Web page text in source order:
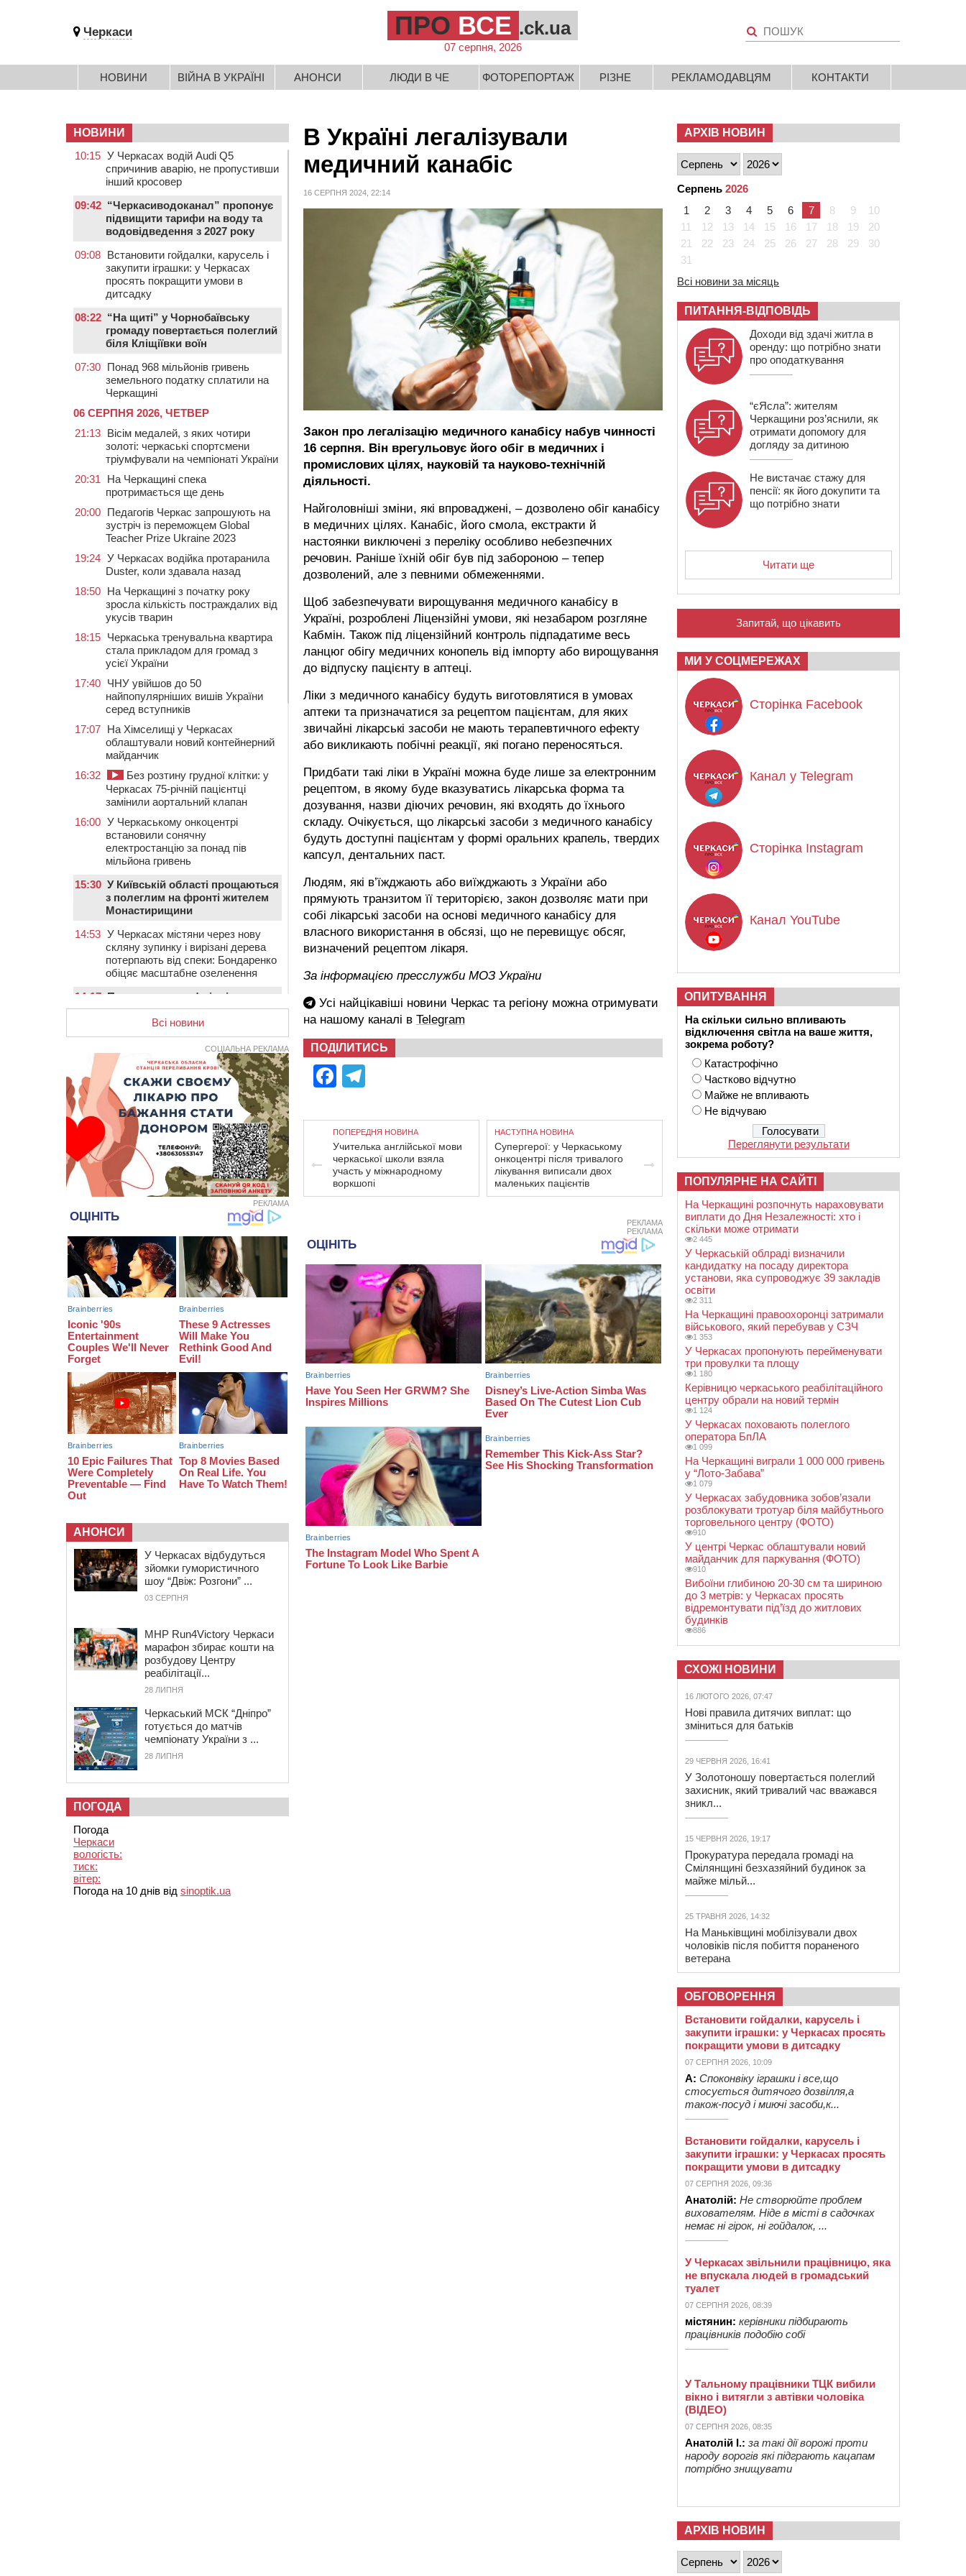
Черкаси ПРО ВСЕ .ck.ua
07 серпня, 2026
НОВИНИ ВІЙНА В УКРАЇНІ АНОНСИ ЛЮДИ В ЧЕ ФОТОРЕПОРТАЖ РІЗНЕ РЕКЛАМОДАВЦЯМ КОНТАКТИ
В Україні легалізували
медичний канабіс
16 СЕРПНЯ 2024, 22:14
Закон про легалізацію медичного канабісу набув чинності
16 серпня. Він врегульовує його обіг в медичних і
промислових цілях, науковій та науково-технічній
діяльності.
Найголовніші зміни, які впроваджені, – дозволено обіг канабісу
в медичних цілях. Канабіс, його смола, екстракти й
настоянки виключені з переліку особливо небезпечних
речовин. Раніше їхній обіг був під забороною – тепер
дозволений, але з певними обмеженнями.
Щоб забезпечувати вирощування медичного канабісу в
Україні, розроблені Ліцензійні умови, які незабаром розгляне
Кабмін. Також під ліцензійний контроль підпадатиме весь
ланцюг обігу медичних конопель від імпорту або вирощування
до відпуску пацієнту в аптеці.
Ліки з медичного канабісу будуть виготовлятися в умовах
аптеки та призначатися за рецептом пацієнтам, для яких
звичайні лікарські засоби не мають терапевтичного ефекту
або викликають побічні реакції, які погано переносяться.
Придбати такі ліки в Україні можна буде лише за електронним
рецептом, в якому буде вказуватись лікарська форма та
дозування, назви діючих речовин, які входять до їхнього
складу. Очікується, що лікарські засоби з медичного канабісу
будуть доступні пацієнтам у формі оральних крапель, твердих
капсул, дентальних паст.
Людям, які в’їжджають або виїжджають з України або
прямують транзитом її територією, закон дозволяє мати при
собі лікарські засоби на основі медичного канабісу для
власного використання в обсязі, що не перевищує обсяг,
визначений рецептом лікаря.
За інформацією пресслужби МОЗ України
Усі найцікавіші новини Черкас та регіону можна отримувати
на нашому каналі в Telegram
ПОДІЛИТИСЬ
Facebook
ПОПЕРЕДНЯ НОВИНА
Учителька англійської мови
черкаської школи взяла
участь у міжнародному
воркшопі
НАСТУПНА НОВИНА
Супергерої: у Черкаському
онкоцентрі після тривалого
лікування виписали двох
маленьких пацієнтів
РЕКЛАМА
РЕКЛАМА
НОВИНИ
10:15 У Черкасах водій Audi Q5
спричинив аварію, не пропустивши
інший кросовер
09:42 “Черкасиводоканал” пропонує
підвищити тарифи на воду та
водовідведення з 2027 року
09:08 Встановити гойдалки, карусель і
закупити іграшки: у Черкасах
просять покращити умови в
дитсадку
08:22 “На щиті” у Чорнобаївську
громаду повертається полеглий
біля Кліщіївки воїн
07:30 Понад 968 мільйонів гривень
земельного податку сплатили на
Черкащині
06 СЕРПНЯ 2026, ЧЕТВЕР
21:13 Вісім медалей, з яких чотири
золоті: черкаські спортсмени
тріумфували на чемпіонаті України
20:31
На Черкащині спека
протримається ще день
20:00 Педагогів Черкас запрошують на
зустріч із переможцем Global
Teacher Prize Ukraine 2023
19:24 У Черкасах водійка протаранила
Duster, коли здавала назад
18:50 На Черкащині з початку року
зросла кількість постраждалих від
укусів тварин
18:15 Черкаська тренувальна квартира
стала прикладом для громад з
усієї України
17:40 ЧНУ увійшов до 50
найпопулярніших вишів України
серед вступників
17:07 На Хімселищі у Черкасах
облаштували новий контейнерний
майданчик
16:32
Без розтину грудної клітки: у
Черкасах 75-річній пацієнтці
замінили аортальний клапан
16:00 У Черкаському онкоцентрі
встановили сонячну
електростанцію за понад пів
мільйона гривень
15:30 У Київській області прощаються
з полеглим на фронті жителем
Монастирищини
14:53 У Черкасах містяни через нову
скляну зупинку і вирізані дерева
потерпають від спеки: Бондаренко
обіцяє масштабне озеленення
14:17 Провокував конфлікт і
зачинився в автівці: у ТЦК
прокоментували скандал із
затриманням чоловіка у
13:55
У Тальному працівники ТЦК
вибили вікно і витягли з автівки
чоловіка (ВІДЕО)
13:27
На Звенигородщині чоловік до
смерті побив 82-річного
односельця
12:57
У Черкасах СБУ викрила
прокремлівську агітаторку, яка
України
12:50 “Як сказати дитині, що тато
загинув?”: для вихователів
Черкащини запускають серію
унікальних тренінгів
12:14 На Золотоніщині вже десяту
добу гасять пожежу торфу
11:35
Від 80 гривень за кілограм: в
Україні прогнозують стрибок цін на
10:56 Захисника зі Звенигородщини,
який обороняв Авдіївку,
нагородили “Комбатантським
хрестом”
Всі новини
СОЦІАЛЬНА РЕКЛАМА
РЕКЛАМА
АНОНСИ
У Черкасах відбудуться
зйомки гумористичного
шоу “Двіж: Розгони” ...
03 СЕРПНЯ
MHP Run4Victory Черкаси
марафон збирає кошти на
розбудову Центру
реабілітації...
28 ЛИПНЯ
Черкаський МСК “Дніпро”
готується до матчів
чемпіонату України з ...
28 ЛИПНЯ
ПОГОДА
Погода
Черкаси
вологість:
тиск:
вітер:
Погода на 10 днів від sinoptik.ua
АРХІВ НОВИН
Серпень 2026
1
2 3 4 5 6 7 8 9
10
11
12 13 14 15 16 17 18 19
20
21
22 23 24 25 26 27 28 29
30
31
Всі новини за місяць
ПИТАННЯ-ВІДПОВІДЬ
Доходи від здачі житла в
оренду: що потрібно знати
про оподаткування
“єЯсла”: жителям
Черкащини роз’яснили, як
отримати допомогу для
догляду за дитиною
Не вистачає стажу для
пенсії: як його докупити та
що потрібно знати
Читати ще
Запитай, що цікавить
МИ У СОЦМЕРЕЖАХ
Сторінка Facebook
Канал у Telegram
Сторінка Instagram
Канал YouTube
ОПИТУВАННЯ
На скільки сильно впливають
відключення світла на ваше життя,
зокрема роботу?
Катастрофічно
Частково відчутно
Майже не впливають
Не відчуваю
Переглянути результати
ПОПУЛЯРНЕ НА САЙТІ
На Черкащині розпочнуть нараховувати
виплати до Дня Незалежності: хто і
скільки може отримати
2 445
У Черкаській облраді визначили
кандидатку на посаду директора
установи, яка супроводжує 39 закладів
освіти
2 311
На Черкащині правоохоронці затримали
військового, який перебував у СЗЧ
1 353
У Черкасах пропонують перейменувати
три провулки та площу
1 180
Керівницю черкаського реабілітаційного
центру обрали на новий термін
1 124
У Черкасах поховають полеглого
оператора БпЛА
1 099
На Черкащині виграли 1 000 000 гривень
у “Лото-Забава”
1 079
У Черкасах забудовника зобов’язали
розблокувати тротуар біля майбутнього
торговельного центру (ФОТО)
910
У центрі Черкас облаштували новий
майданчик для паркування (ФОТО)
910
Вибоїни глибиною 20-30 см та шириною
до 3 метрів: у Черкасах просять
відремонтувати під’їзд до житлових
будинків
886
СХОЖІ НОВИНИ
16 ЛЮТОГО 2026, 07:47
Нові правила дитячих виплат: що
зміниться для батьків
29 ЧЕРВНЯ 2026, 16:41
У Золотоношу повертається полеглий
захисник, який тривалий час вважався
зникл...
15 ЧЕРВНЯ 2026, 19:17
Прокуратура передала громаді на
Смілянщині безхазяйний будинок за
майже мільй...
25 ТРАВНЯ 2026, 14:32
На Маньківщині мобілізували двох
чоловіків після побиття пораненого
ветерана
ОБГОВОРЕННЯ
Встановити гойдалки, карусель і
закупити іграшки: у Черкасах просять
покращити умови в дитсадку
07 СЕРПНЯ 2026, 10:09
А: Споконвіку іграшки і все,що
стосується дитячого дозвілля,а
також-посуд і миючі засоби,к...
Встановити гойдалки, карусель і
закупити іграшки: у Черкасах просять
покращити умови в дитсадку
07 СЕРПНЯ 2026, 09:36
Анатолій: Не створюйте проблем
вихователям. Ніде в місті в садочках
немає ні гірок, ні гойдалок, ...
У Черкасах звільнили працівницю, яка
не впускала людей в громадський
туалет
07 СЕРПНЯ 2026, 08:39
містянин: керівники підбирають
працівників подобію собі
У Тальному працівники ТЦК вибили
вікно і витягли з автівки чоловіка
(ВІДЕО)
07 СЕРПНЯ 2026, 08:35
Анатолій І.: за такі дії ворожі проти
народу ворогів які підграють кацапам
потрібно знищувати
АРХІВ НОВИН